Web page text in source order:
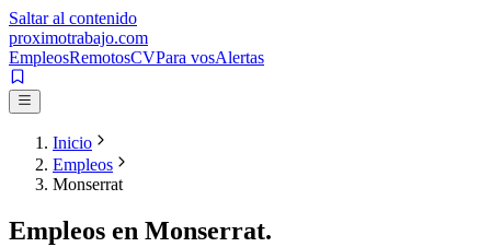
Saltar al contenido
proximotrabajo.com
EmpleosRemotosCVPara vosAlertas
Inicio
Empleos
Monserrat
Empleos en Monserrat.